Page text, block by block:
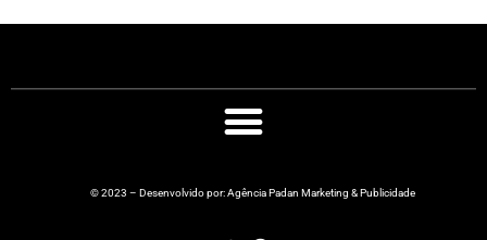
© 2023 – Desenvolvido por: Agência Padan Marketing & Publicidade